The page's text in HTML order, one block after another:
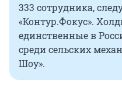
333 сотрудника,
«Контур.Фокус».
единственные в
среди сельских
Шоу».